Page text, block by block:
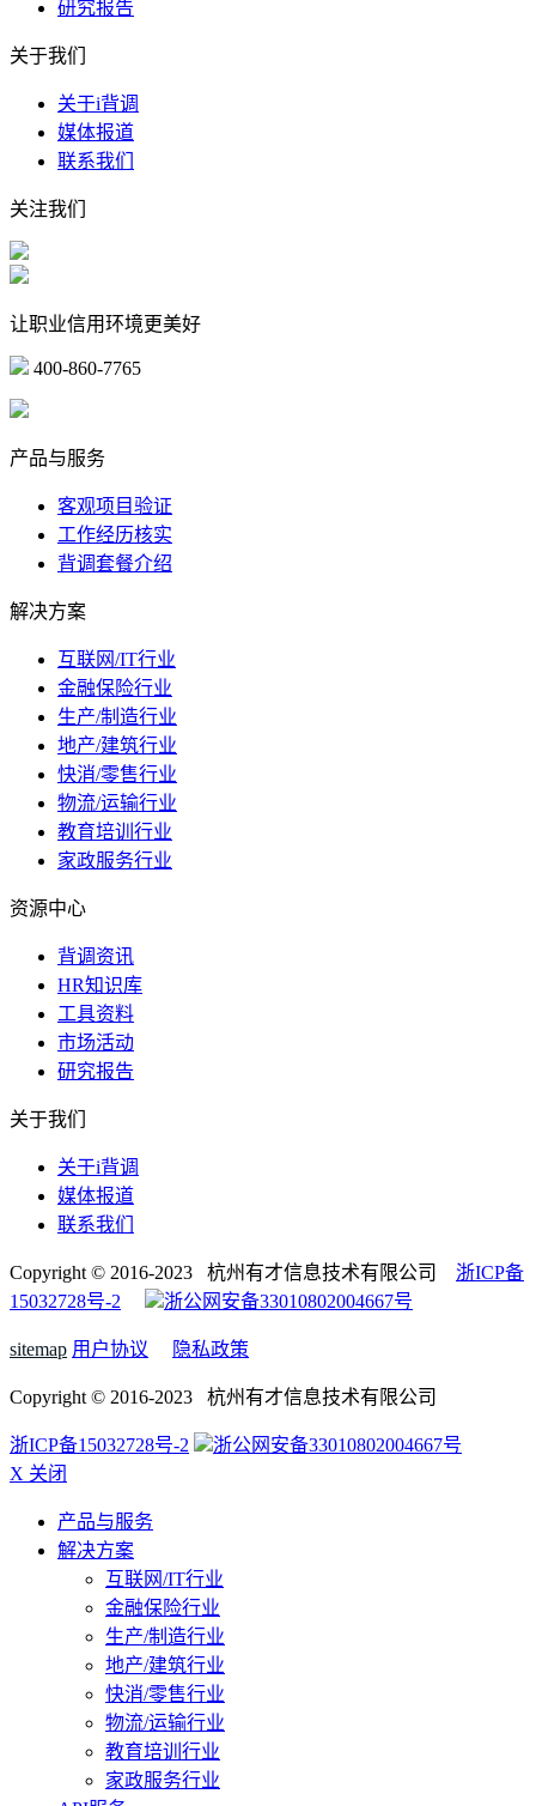
研究报告
关于我们
关于i背调
媒体报道
联系我们
关注我们
让职业信用环境更美好
400-860-7765
产品与服务
客观项目验证
工作经历核实
背调套餐介绍
解决方案
互联网/IT行业
金融保险行业
生产/制造行业
地产/建筑行业
快消/零售行业
物流/运输行业
教育培训行业
家政服务行业
资源中心
背调资讯
HR知识库
工具资料
市场活动
研究报告
关于我们
关于i背调
媒体报道
联系我们
Copyright © 2016-2023 杭州有才信息技术有限公司 浙ICP备
15032728号-2
浙公网安备33010802004667号
sitemap 用户协议 隐私政策
Copyright © 2016-2023 杭州有才信息技术有限公司
浙ICP备15032728号-2
浙公网安备33010802004667号
X 关闭
产品与服务
解决方案
互联网/IT行业
金融保险行业
生产/制造行业
地产/建筑行业
快消/零售行业
物流/运输行业
教育培训行业
家政服务行业